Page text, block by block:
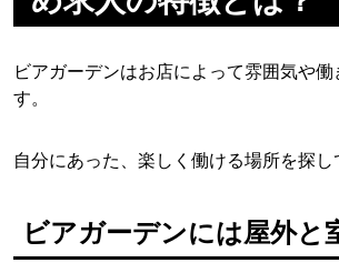
ビアガーデンはお店によって雰囲気や働
す。
自分にあった、楽しく働ける場所を探し
ビアガーデンには屋外と